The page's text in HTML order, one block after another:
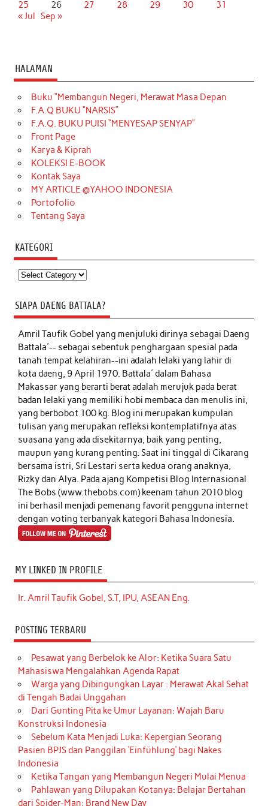
25
26 27 28 29 30
31
« Jul Sep »
HALAMAN
Buku “Membangun Negeri, Merawat Masa Depan
F.A.Q BUKU “NARSIS”
F.A.Q. BUKU PUISI “MENYESAP SENYAP”
Front Page
Karya & Kiprah
KOLEKSI E-BOOK
Kontak Saya
MY ARTICLE @YAHOO INDONESIA
Portofolio
Tentang Saya
KATEGORI
Kategori
SIAPA DAENG BATTALA?
Amril Taufik Gobelyang menjuluki dirinya sebagai Daeng
Battala'-- sebagai sebentuk penghargaan spesial pada
tanah tempat kelahiran--ini adalah lelaki yang lahir di
kota daeng, 9 April 1970. Battala' dalam Bahasa
Makassar yang berarti berat adalah merujuk pada berat
badan lelaki yang memiliki hobi membaca dan menulis ini,
yang berbobot 100 kg. Blog ini merupakan kumpulan
tulisan yang merupakan refleksi kontemplatifnya atas
suasana yang ada disekitarnya, baik yang penting,
maupun yang kurang penting. Saat ini tinggal di Cikarang
bersama istri, Sri Lestari serta kedua orang anaknya,
Rizky dan Alya. Pada ajang Kompetisi Blog Internasional
The Bobs (www.thebobs.com) keenam tahun 2010 blog
ini berhasil menjadi pemenang favorit pengguna internet
dengan voting terbanyak kategori Bahasa Indonesia.
MY LINKED IN PROFILE
Ir. Amril Taufik Gobel, S.T, IPU, ASEAN Eng.
POSTING TERBARU
Pesawat yang Berbelok ke Alor: Ketika Suara Satu
Mahasiswa Mengalahkan Agenda Rapat
Warga yang Dibingungkan Layar : Merawat Akal Sehat
di Tengah Badai Unggahan
Dari Gunting Pita ke Umur Layanan: Wajah Baru
Konstruksi Indonesia
Sebelum Kata Menjadi Luka: Kepergian Seorang
Pasien BPJS dan Panggilan ‘Einfühlung’ bagi Nakes
Indonesia
Ketika Tangan yang Membangun Negeri Mulai Menua
Pahlawan yang Dilupakan Kotanya: Belajar Bertahan
dari Spider-Man: Brand New Day